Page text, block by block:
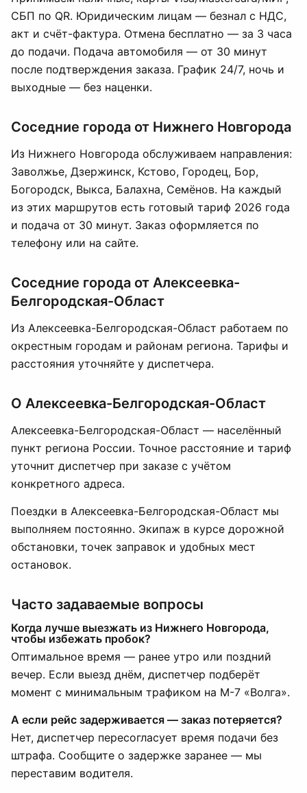
СБП по QR. Юридическим лицам — безнал с НДС,
акт и счёт-фактура. Отмена бесплатно — за 3 часа
до подачи. Подача автомобиля — от 30 минут
после подтверждения заказа. График 24/7, ночь и
выходные — без наценки.
Соседние города от Нижнего Новгорода
Из Нижнего Новгорода обслуживаем направления:
Заволжье, Дзержинск, Кстово, Городец, Бор,
Богородск, Выкса, Балахна, Семёнов. На каждый
из этих маршрутов есть готовый тариф 2026 года
и подача от 30 минут. Заказ оформляется по
телефону или на сайте.
Соседние города от Алексеевка-
Белгородская-Област
Из Алексеевка-Белгородская-Област работаем по
окрестным городам и районам региона. Тарифы и
расстояния уточняйте у диспетчера.
О Алексеевка-Белгородская-Област
Алексеевка-Белгородская-Област — населённый
пункт региона России. Точное расстояние и тариф
уточнит диспетчер при заказе с учётом
конкретного адреса.
Поездки в Алексеевка-Белгородская-Област мы
выполняем постоянно. Экипаж в курсе дорожной
обстановки, точек заправок и удобных мест
остановок.
Часто задаваемые вопросы
Когда лучше выезжать из Нижнего Новгорода,
чтобы избежать пробок?
Оптимальное время — ранее утро или поздний
вечер. Если выезд днём, диспетчер подберёт
момент с минимальным трафиком на М-7 «Волга».
А если рейс задерживается — заказ потеряется?
Нет, диспетчер пересогласует время подачи без
штрафа. Сообщите о задержке заранее — мы
переставим водителя.